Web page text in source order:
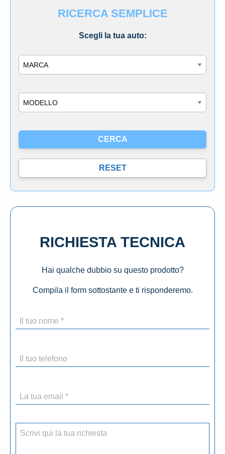
RICERCA SEMPLICE
Scegli la tua auto:
RICHIESTA TECNICA
Hai qualche dubbio su questo prodotto?
Compila il form sottostante e ti risponderemo.